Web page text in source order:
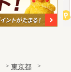
東京都